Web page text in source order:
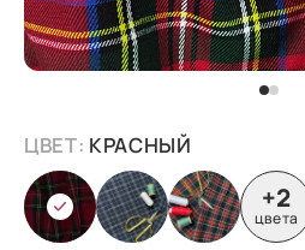
ЦВЕТ: КРАСНЫЙ
+2
цвета